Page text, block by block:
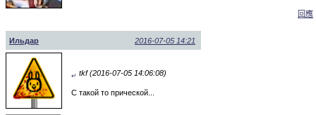
回應
Ильдар 2016-07-05 14:21
↵ tkf (2016-07-05 14:06:08)
С такой то прической...